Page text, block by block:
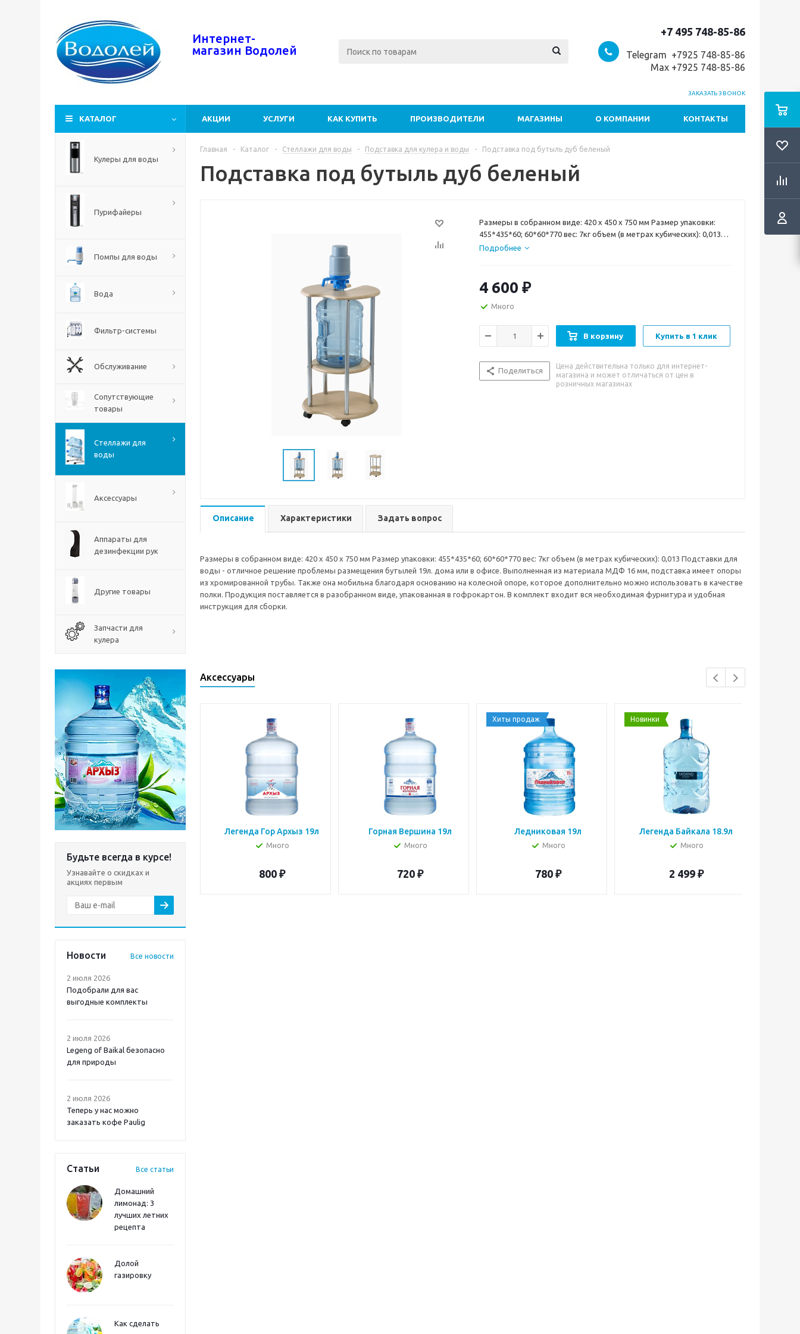
Интернет-
магазин Водолей
+7 495 748-85-86
Telegram +7925 748-85-86
Max +7925 748-85-86
ЗАКАЗАТЬ ЗВОНОК
КАТАЛОГ АКЦИИ УСЛУГИ КАК КУПИТЬ ПРОИЗВОДИТЕЛИ МАГАЗИНЫ О КОМПАНИИ КОНТАКТЫ
Кулеры для воды
Пурифайеры
Помпы для воды
Вода
Фильтр-системы
Обслуживание
Сопутствующие
товары
Стеллажи для
воды
Аксессуары
Аппараты для
дезинфекции рук
Другие товары
Запчасти для
кулера
Будьте всегда в курсе!
Узнавайте о скидках и
акциях первым
Новости Все новости
2 июля 2026
Подобрали для вас
выгодные комплекты
2 июля 2026
Legeng of Baikal безопасно
для природы
2 июля 2026
Теперь у нас можно
заказать кофе Paulig
Статьи Все статьи
Домашний
лимонад: 3
лучших летних
рецепта
Долой
газировку
Как сделать
Главная - Каталог - Стеллажи для воды - Подставка для кулера и воды - Подставка под бутыль дуб беленый
Подставка под бутыль дуб беленый
Размеры в собранном виде: 420 х 450 х 750 мм Размер упаковки:
455*435*60; 60*60*770 вес: 7кг объем (в метрах кубических): 0,013
Подставки для воды - отличное решение проблемы размещения
мобильна благодаря основанию на колесной опоре, которое
дополнительно можно использовать в качестве полки. Продукция
поставляется в разобранном виде, упакованная в гофрокартон. В
Подробнее
4 600 ₽
Много
В корзину Купить в 1 клик
Поделиться
Цена действительна только для интернет-
магазина и может отличаться от цен в
розничных магазинах
Описание Характеристики Задать вопрос
Размеры в собранном виде: 420 х 450 х 750 мм Размер упаковки: 455*435*60; 60*60*770 вес: 7кг объем (в метрах кубических): 0,013 Подставки для
воды - отличное решение проблемы размещения бутылей 19л. дома или в офисе. Выполненная из материала МДФ 16 мм, подставка имеет опоры
из хромированной трубы. Также она мобильна благодаря основанию на колесной опоре, которое дополнительно можно использовать в качестве
полки. Продукция поставляется в разобранном виде, упакованная в гофрокартон. В комплект входит вся необходимая фурнитура и удобная
инструкция для сборки.
Аксессуары
Легенда Гор Архыз 19л
Много
800₽
Горная Вершина 19л
Много
720₽
Хиты продаж
Ледниковая 19л
Много
780₽
Новинки
Легенда Байкала 18.9л
Много
2 499₽